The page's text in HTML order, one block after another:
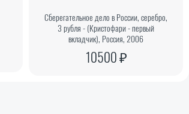
Сберегательное дело в России, серебро,
3 рубля - (Кристофари - первый
вкладчик), Россия, 2006
10500 ₽